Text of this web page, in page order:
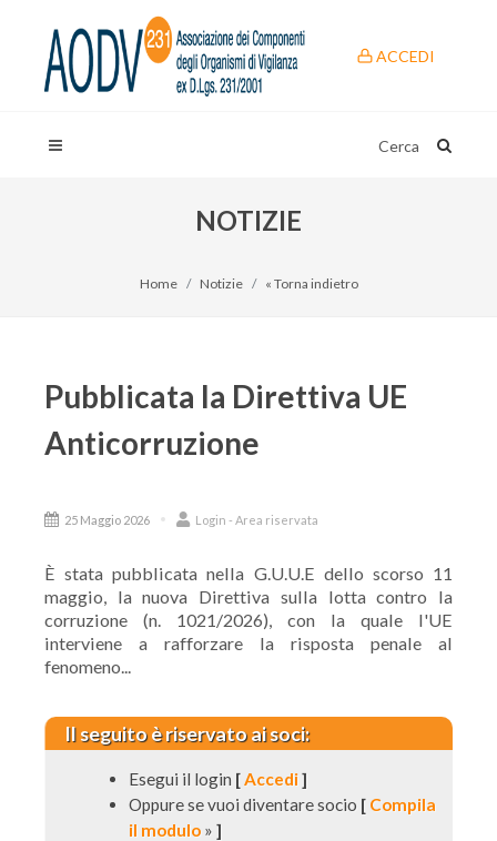
ACCEDI
Cerca
NOTIZIE
Home Notizie « Torna indietro
Pubblicata la Direttiva UE
Anticorruzione
25 Maggio 2026 Login - Area riservata
È stata pubblicata nella G.U.U.E dello scorso 11
maggio, la nuova Direttiva sulla lotta contro la
corruzione (n. 1021/2026), con la quale l'UE
interviene a rafforzare la risposta penale al
fenomeno...
Il seguito è riservato ai soci:
Esegui il login [Accedi]
Oppure se vuoi diventare socio [ Compila
il modulo » ]